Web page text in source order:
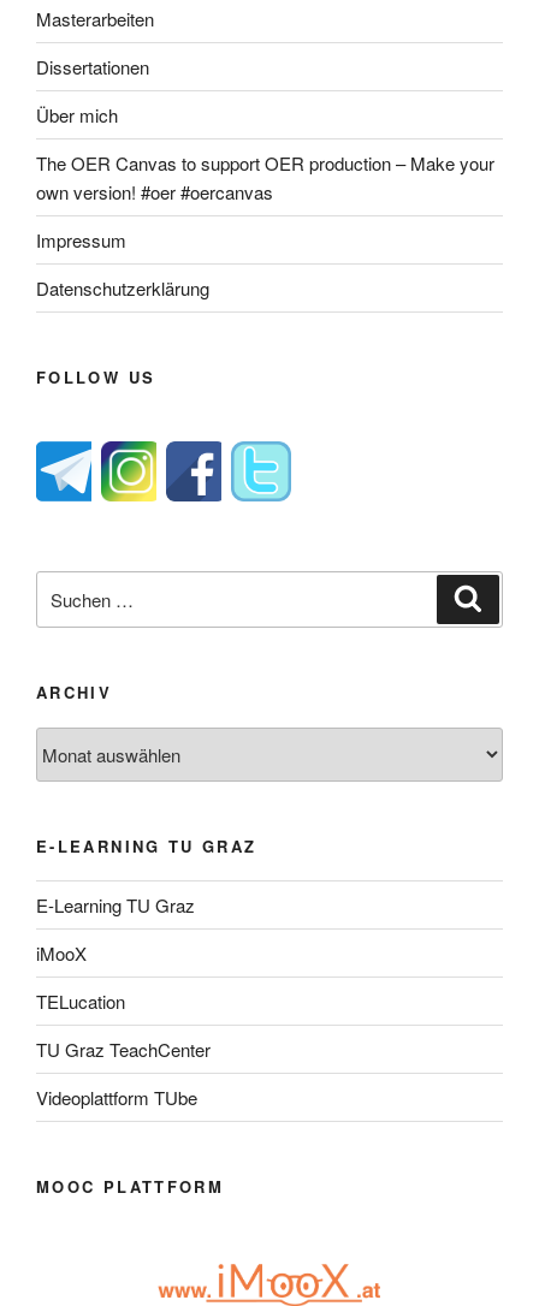
Masterarbeiten
Dissertationen
Über mich
The OER Canvas to support OER production – Make your
own version! #oer #oercanvas
Impressum
Datenschutzerklärung
FOLLOW US
nach:
ARCHIV
E-LEARNING TU GRAZ
E-Learning TU Graz
iMooX
TELucation
TU Graz TeachCenter
Videoplattform TUbe
MOOC PLATTFORM